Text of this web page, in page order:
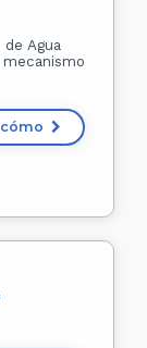
Agua